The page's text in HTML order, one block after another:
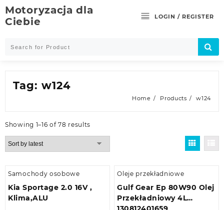
Skip
to
content
Motoryzacja dla
Ciebie
LOGIN / REGISTER
Tag: w124
Home Products w124
Showing 1–16 of 78 results
Samochody osobowe
Kia Sportage 2.0 16V ,
Klima,ALU
Oleje przekładniowe
Gulf Gear Ep 80W90 Olej
Przekładniowy 4L